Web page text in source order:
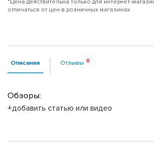
*Цена действительна только для интернет-
отличаться от цен в розничных магазинах
Описание Отзывы
Обзоры:
+добавить статью или видео